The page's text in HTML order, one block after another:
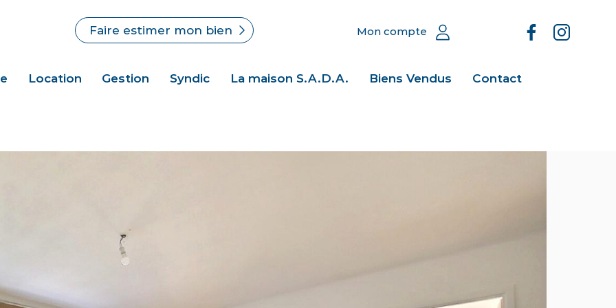
Location Gestion Syndic La maison S.A.D.A. Biens Vendus Contact
Mon compte
Faire estimer mon bien